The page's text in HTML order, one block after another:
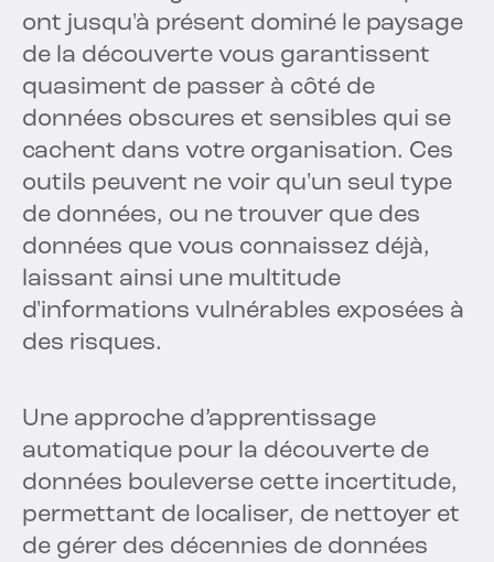
ont jusqu'à présent dominé le paysage
de la découverte vous garantissent
quasiment de passer à côté de
données obscures et sensibles qui se
cachent dans votre organisation. Ces
outils peuvent ne voir qu'un seul type
de données, ou ne trouver que des
données que vous connaissez déjà,
laissant ainsi une multitude
d'informations vulnérables exposées à
des risques.
Une approche d’apprentissage
automatique pour la découverte de
données bouleverse cette incertitude,
permettant de localiser, de nettoyer et
de gérer des décennies de données